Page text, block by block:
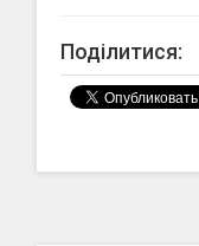
Поділитися: